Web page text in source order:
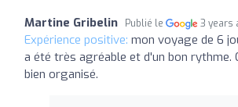
Martine Gribelin Publié le 3 years
Expérience positive: mon voyage de 6
a été très agréable et d'un bon rythme.
bien organisé.